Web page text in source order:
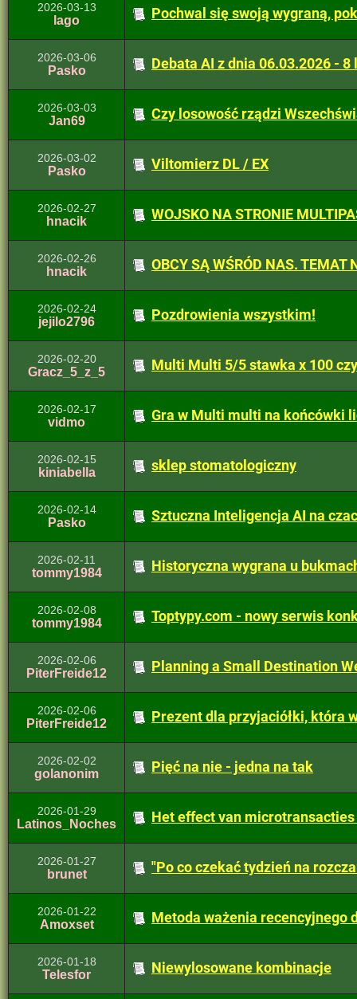
2026-03-13
lago Pochwal się swoją wygraną,
2026-03-06
Pasko Debata AI z dnia 06.03.2026 -
2026-03-03
Jan69 Czy losowość rządzi
2026-03-02
Pasko Viltomierz DL / EX
2026-02-27
hnacik WOJSKO NA STRONIE
2026-02-26
hnacik OBCY SĄ WŚRÓD NAS. TEMAT
2026-02-24
jejilo2796 Pozdrowienia wszystkim!
2026-02-20
Gracz_5_z_5 Multi Multi 5/5 stawka x 100
2026-02-17
vidmo Gra w Multi multi na końcówki
2026-02-15
kiniabella sklep stomatologiczny
2026-02-14
Pasko Sztuczna Inteligencja AI na
2026-02-11
tommy1984 Historyczna wygrana u
2026-02-08
tommy1984 Toptypy.com - nowy serwis
2026-02-06
PiterFreide12 Planning a Small Destination
2026-02-06
PiterFreide12 Prezent dla przyjaciółki, która
2026-02-02
golanonim Pięć na nie - jedna na tak
2026-01-29
Latinos_Noches Het effect van
2026-01-27
brunet "Po co czekać tydzień na
2026-01-22
Amoxset Metoda ważenia recencyjnego
2026-01-18
Telesfor Niewylosowane kombinacje